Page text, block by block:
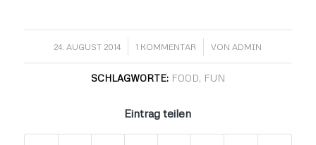
24. AUGUST 2014
/ 1 KOMMENTAR
/ VON ADMIN
SCHLAGWORTE: FOOD, FUN
Eintrag teilen